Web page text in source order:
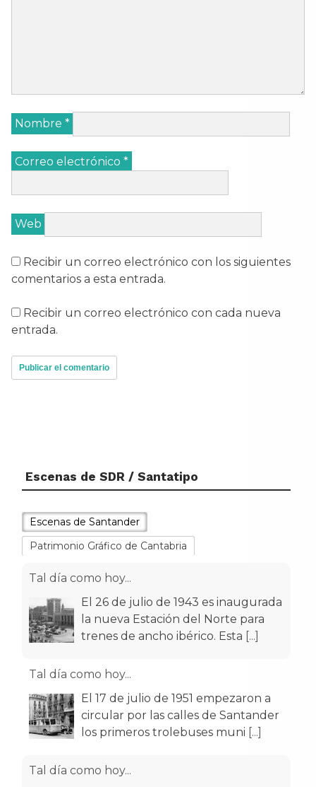
Nombre *
Correo electrónico *
Web
Recibir un correo electrónico con los siguientes
comentarios a esta entrada.
Recibir un correo electrónico con cada nueva
entrada.
Escenas de SDR / Santatipo
Escenas de Santander
Patrimonio Gráfico de Cantabria
Tal día como hoy...
El 26 de julio de 1943 es inaugurada
la nueva Estación del Norte para
trenes de ancho ibérico. Esta [...]
Tal día como hoy...
El 17 de julio de 1951 empezaron a
circular por las calles de Santander
los primeros trolebuses muni [...]
Tal día como hoy...